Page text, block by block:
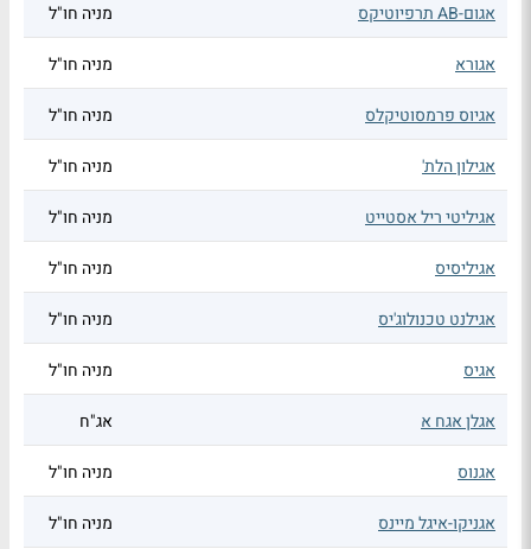
אגום-AB תרפיוטיקס
מניה חו"ל
אגורא מניה חו"ל
אגיוס פרמסוטיקלס מניה חו"ל
אגילון הלת' מניה חו"ל
אגיליטי ריל אסטייט מניה חו"ל
אגיליסיס מניה חו"ל
אגילנט טכנולוג'יס מניה חו"ל
אגיס מניה חו"ל
אגלן אגח א אג"ח
אגנוס מניה חו"ל
אגניקו-איגל מיינס מניה חו"ל